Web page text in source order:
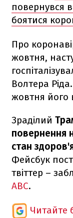
повернувся
боятися
Про
жовтня,
Волтера
жовтня його
Зраділий
повернення
стан
Фейсбук
твіттер –
ABC.
Читайте